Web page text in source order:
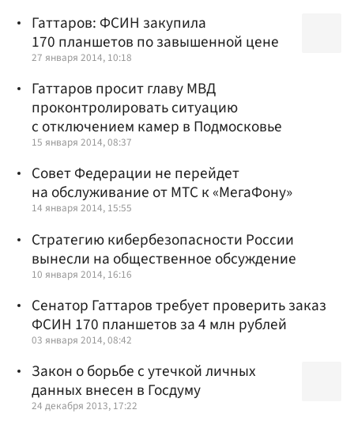
Гаттаров: ФСИН закупила
170 планшетов по завышенной цене
27 января 2014, 10:18
Гаттаров просит главу МВД
проконтролировать ситуацию
с отключением камер в Подмосковье
15 января 2014, 08:37
Совет Федерации не перейдет
на обслуживание от МТС к «МегаФону»
14 января 2014, 15:55
Стратегию кибербезопасности России
вынесли на общественное обсуждение
10 января 2014, 16:16
Сенатор Гаттаров требует проверить заказ
ФСИН 170 планшетов за 4 млн рублей
03 января 2014, 08:42
Закон о борьбе с утечкой личных
данных внесен в Госдуму
24 декабря 2013, 17:22